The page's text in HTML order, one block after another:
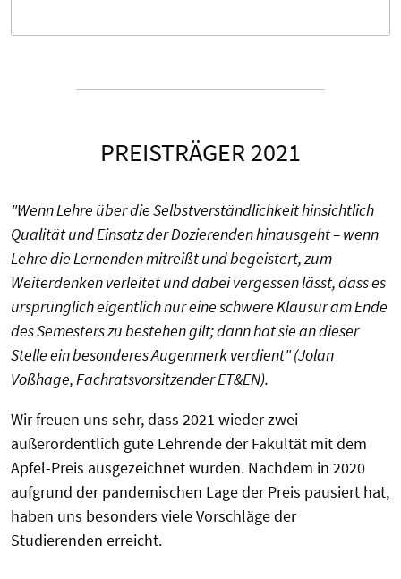
PREISTRÄGER 2021
"Wenn Lehre über die Selbstverständlichkeit hinsichtlich
Qualität und Einsatz der Dozierenden hinausgeht – wenn
Lehre die Lernenden mitreißt und begeistert, zum
Weiterdenken verleitet und dabei vergessen lässt, dass es
ursprünglich eigentlich nur eine schwere Klausur am Ende
des Semesters zu bestehen gilt; dann hat sie an dieser
Stelle ein besonderes Augenmerk verdient" (Jolan
Voßhage, Fachratsvorsitzender ET&EN).
Wir freuen uns sehr, dass 2021 wieder zwei
außerordentlich gute Lehrende der Fakultät mit dem
Apfel-Preis ausgezeichnet wurden. Nachdem in 2020
aufgrund der pandemischen Lage der Preis pausiert hat,
haben uns besonders viele Vorschläge der
Studierenden erreicht.